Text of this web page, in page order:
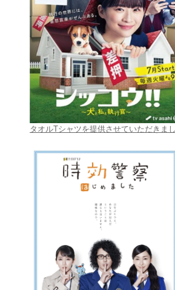
タオルTシャツを提供させていただきま